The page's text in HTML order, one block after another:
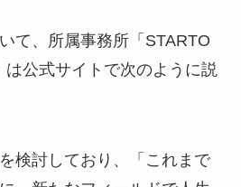
て、所属事務所「STARTO
は公式サイトで次のように説
検討しており、「これまで